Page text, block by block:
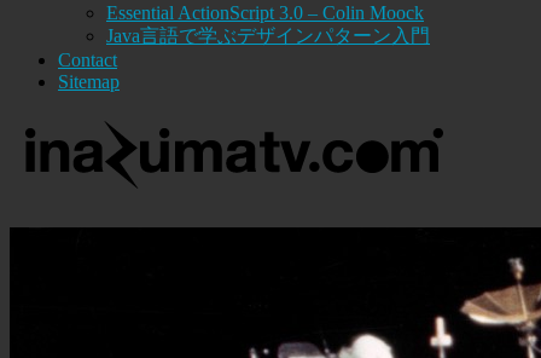
Essential ActionScript 3.0 – Colin Moock
Java言語で学ぶデザインパターン入門
Contact
Sitemap